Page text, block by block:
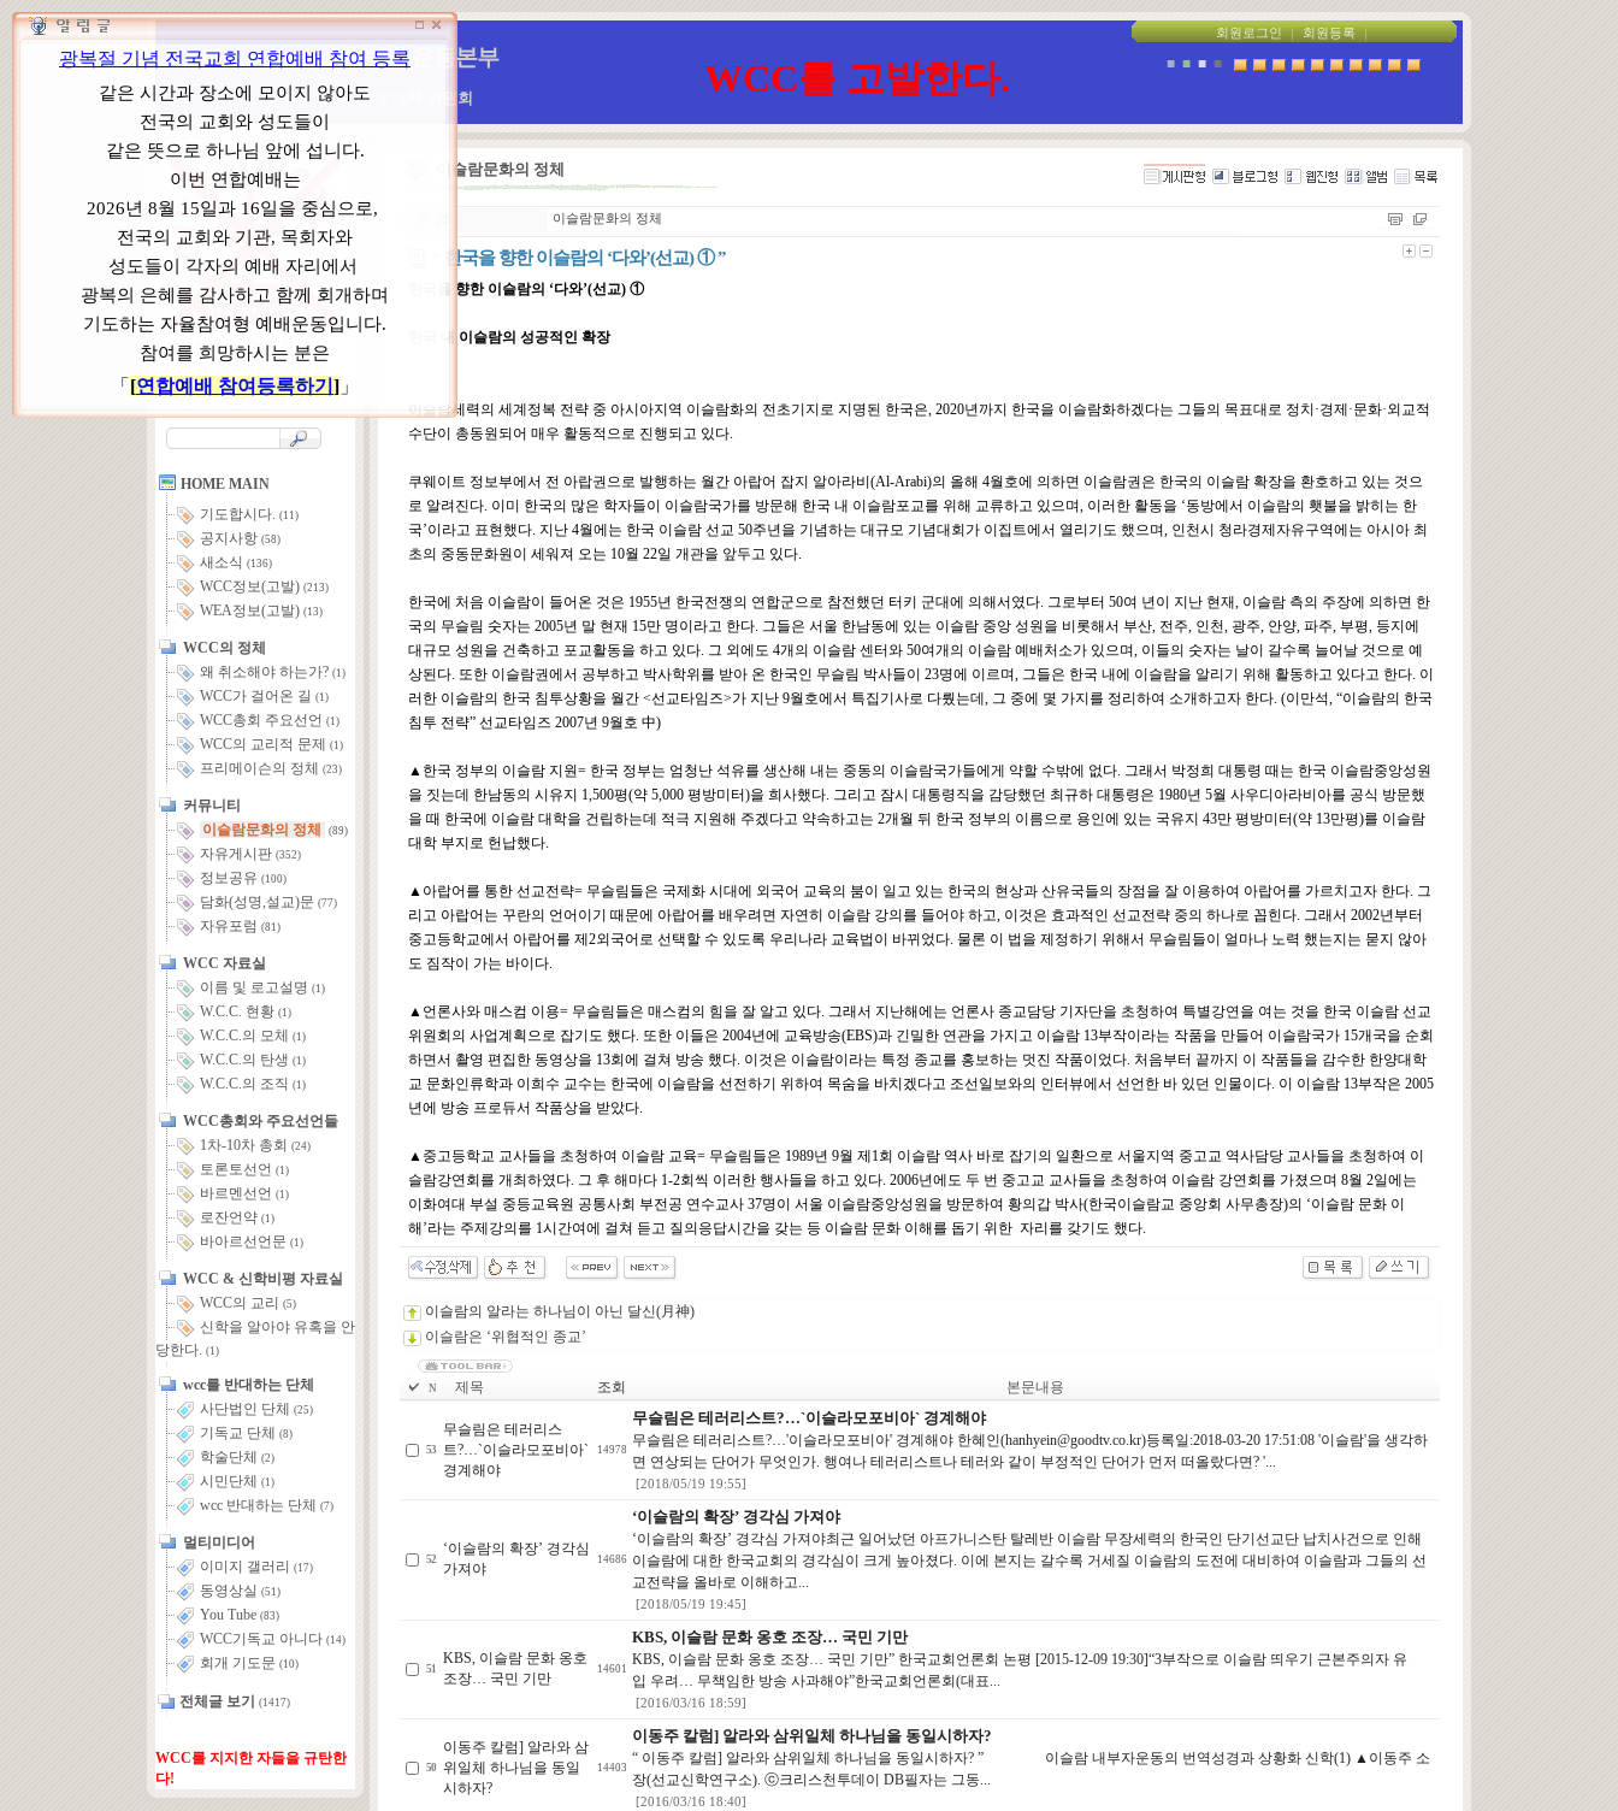
WCC 고발(반대)운동본부
특별 WCC 반대 대책 위원회 WCC를 고발한다.
회원로그인 회원등록
■ ■ ■ ■
본부장 : 박동호 목사
고 문 : 남성운 목사
위원장 : 이상원 목사
총 무 : 권태섭 목사
HOME MAIN
기도합시다. (11)
공지사항 (58)
새소식 (136)
WCC정보(고발) (213)
WEA정보(고발) (13)
WCC의 정체
왜 취소해야 하는가? (1)
WCC가 걸어온 길 (1)
WCC총회 주요선언 (1)
WCC의 교리적 문제 (1)
프리메이슨의 정체 (23)
커뮤니티
이슬람문화의 정체
(89)
자유게시판 (352)
정보공유 (100)
담화(성명,설교)문 (77)
자유포럼 (81)
WCC 자료실
이름 및 로고설명 (1)
W.C.C. 현황 (1)
W.C.C.의 모체 (1)
W.C.C.의 탄생 (1)
W.C.C.의 조직 (1)
WCC총회와 주요선언들
1차-10차 총회 (24)
토론토선언 (1)
바르멘선언 (1)
로잔언약 (1)
바아르선언문 (1)
WCC & 신학비평 자료실
WCC의 교리
(5)
신학을 알아야 유혹을 안
당한다. (1)
wcc를 반대하는 단체
사단법인 단체
(25)
기독교 단체 (8)
학술단체 (2)
시민단체 (1)
wcc 반대하는 단체 (7)
멀티미디어
이미지 갤러리
(17)
동영상실 (51)
You Tube (83)
WCC기독교 아니다 (14)
회개 기도문 (10)
전체글 보기 (1417)
WCC를 지지한 자들을 규탄한
다!
이슬람문화의 정체
이슬람문화의 정체
“ 한국을 향한 이슬람의 ‘다와’(선교) ① ”
한국을 향한 이슬람의 ‘다와’(선교) ①
한국 내 이슬람의 성공적인 확장
이슬람세력의 세계정복 전략 중 아시아지역 이슬람화의 전초기지로 지명된 한국은, 2020년까지 한국을 이슬람화하겠다는 그들의 목표대로 정치·경제·문화·외교적
수단이 총동원되어 매우 활동적으로 진행되고 있다.
쿠웨이트 정보부에서 전 아랍권으로 발행하는 월간 아랍어 잡지 알아라비(Al-Arabi)의 올해 4월호에 의하면 이슬람권은 한국의 이슬람 확장을 환호하고 있는 것으
로 알려진다. 이미 한국의 많은 학자들이 이슬람국가를 방문해 한국 내 이슬람포교를 위해 교류하고 있으며, 이러한 활동을 ‘동방에서 이슬람의 횃불을 밝히는 한
국’이라고 표현했다. 지난 4월에는 한국 이슬람 선교 50주년을 기념하는 대규모 기념대회가 이집트에서 열리기도 했으며, 인천시 청라경제자유구역에는 아시아 최
초의 중동문화원이 세워져 오는 10월 22일 개관을 앞두고 있다.
한국에 처음 이슬람이 들어온 것은 1955년 한국전쟁의 연합군으로 참전했던 터키 군대에 의해서였다. 그로부터 50여 년이 지난 현재, 이슬람 측의 주장에 의하면 한
국의 무슬림 숫자는 2005년 말 현재 15만 명이라고 한다. 그들은 서울 한남동에 있는 이슬람 중앙 성원을 비롯해서 부산, 전주, 인천, 광주, 안양, 파주, 부평, 등지에
대규모 성원을 건축하고 포교활동을 하고 있다. 그 외에도 4개의 이슬람 센터와 50여개의 이슬람 예배처소가 있으며, 이들의 숫자는 날이 갈수록 늘어날 것으로 예
상된다. 또한 이슬람권에서 공부하고 박사학위를 받아 온 한국인 무슬림 박사들이 23명에 이르며, 그들은 한국 내에 이슬람을 알리기 위해 활동하고 있다고 한다. 이
러한 이슬람의 한국 침투상황을 월간 <선교타임즈>가 지난 9월호에서 특집기사로 다뤘는데, 그 중에 몇 가지를 정리하여 소개하고자 한다. (이만석, “이슬람의 한국
침투 전략” 선교타임즈 2007년 9월호 中)
▲한국 정부의 이슬람 지원= 한국 정부는 엄청난 석유를 생산해 내는 중동의 이슬람국가들에게 약할 수밖에 없다. 그래서 박정희 대통령 때는 한국 이슬람중앙성원
을 짓는데 한남동의 시유지 1,500평(약 5,000 평방미터)을 희사했다. 그리고 잠시 대통령직을 감당했던 최규하 대통령은 1980년 5월 사우디아라비아를 공식 방문했
을 때 한국에 이슬람 대학을 건립하는데 적극 지원해 주겠다고 약속하고는 2개월 뒤 한국 정부의 이름으로 용인에 있는 국유지 43만 평방미터(약 13만평)를 이슬람
대학 부지로 헌납했다.
▲아랍어를 통한 선교전략= 무슬림들은 국제화 시대에 외국어 교육의 붐이 일고 있는 한국의 현상과 산유국들의 장점을 잘 이용하여 아랍어를 가르치고자 한다. 그
리고 아랍어는 꾸란의 언어이기 때문에 아랍어를 배우려면 자연히 이슬람 강의를 들어야 하고, 이것은 효과적인 선교전략 중의 하나로 꼽힌다. 그래서 2002년부터
중고등학교에서 아랍어를 제2외국어로 선택할 수 있도록 우리나라 교육법이 바뀌었다. 물론 이 법을 제정하기 위해서 무슬림들이 얼마나 노력 했는지는 묻지 않아
도 짐작이 가는 바이다.
▲언론사와 매스컴 이용= 무슬림들은 매스컴의 힘을 잘 알고 있다. 그래서 지난해에는 언론사 종교담당 기자단을 초청하여 특별강연을 여는 것을 한국 이슬람 선교
위원회의 사업계획으로 잡기도 했다. 또한 이들은 2004년에 교육방송(EBS)과 긴밀한 연관을 가지고 이슬람 13부작이라는 작품을 만들어 이슬람국가 15개국을 순회
하면서 촬영 편집한 동영상을 13회에 걸쳐 방송 했다. 이것은 이슬람이라는 특정 종교를 홍보하는 멋진 작품이었다. 처음부터 끝까지 이 작품들을 감수한 한양대학
교 문화인류학과 이희수 교수는 한국에 이슬람을 선전하기 위하여 목숨을 바치겠다고 조선일보와의 인터뷰에서 선언한 바 있던 인물이다. 이 이슬람 13부작은 2005
년에 방송 프로듀서 작품상을 받았다.
▲중고등학교 교사들을 초청하여 이슬람 교육= 무슬림들은 1989년 9월 제1회 이슬람 역사 바로 잡기의 일환으로 서울지역 중고교 역사담당 교사들을 초청하여 이
슬람강연회를 개최하였다. 그 후 해마다 1-2회씩 이러한 행사들을 하고 있다. 2006년에도 두 번 중고교 교사들을 초청하여 이슬람 강연회를 가졌으며 8월 2일에는
이화여대 부설 중등교육원 공통사회 부전공 연수교사 37명이 서울 이슬람중앙성원을 방문하여 황의갑 박사(한국이슬람교 중앙회 사무총장)의 ‘이슬람 문화 이
해’라는 주제강의를 1시간여에 걸쳐 듣고 질의응답시간을 갖는 등 이슬람 문화 이해를 돕기 위한 자리를 갖기도 했다.
이슬람의 알라는 하나님이 아닌 달신(月神)
이슬람은 ‘위협적인 종교’
N 제목 조회 본문내용
53
무슬림은 테러리스
트?…`이슬라모포비아`
경계해야
14978
무슬림은 테러리스트?…`이슬라모포비아` 경계해야
무슬림은 테러리스트?…'이슬라모포비아' 경계해야 한혜인(hanhyein@goodtv.co.kr)등록일:2018-03-20 17:51:08 '이슬람'을 생각하
면 연상되는 단어가 무엇인가. 행여나 테러리스트나 테러와 같이 부정적인 단어가 먼저 떠올랐다면? '...
[2018/05/19 19:55]
52
‘이슬람의 확장’ 경각심
가져야
14686
‘이슬람의 확장’ 경각심 가져야
‘이슬람의 확장’ 경각심 가져야최근 일어났던 아프가니스탄 탈레반 이슬람 무장세력의 한국인 단기선교단 납치사건으로 인해
이슬람에 대한 한국교회의 경각심이 크게 높아졌다. 이에 본지는 갈수록 거세질 이슬람의 도전에 대비하여 이슬람과 그들의 선
교전략을 올바로 이해하고...
[2018/05/19 19:45]
51
KBS, 이슬람 문화 옹호
조장… 국민 기만
14601
KBS, 이슬람 문화 옹호 조장… 국민 기만
KBS, 이슬람 문화 옹호 조장… 국민 기만” 한국교회언론회 논평 [2015-12-09 19:30]“3부작으로 이슬람 띄우기 근본주의자 유
입 우려… 무책임한 방송 사과해야”한국교회언론회(대표...
[2016/03/16 18:59]
50
이동주 칼럼] 알라와 삼
위일체 하나님을 동일
시하자?
14403
이동주 칼럼] 알라와 삼위일체 하나님을 동일시하자?
“ 이동주 칼럼] 알라와 삼위일체 하나님을 동일시하자? ” 이슬람 내부자운동의 번역성경과 상황화 신학(1) ▲이동주 소
장(선교신학연구소). ⓒ크리스천투데이 DB필자는 그동...
[2016/03/16 18:40]